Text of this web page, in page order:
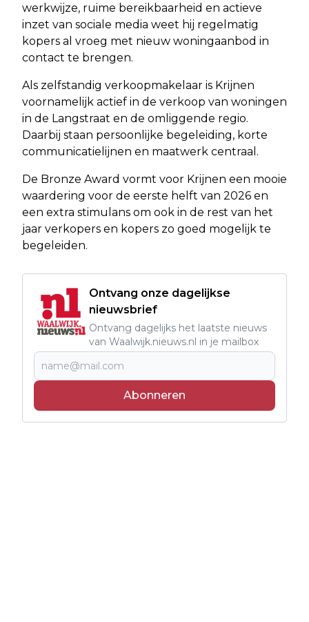
werkwijze, ruime bereikbaarheid en actieve
inzet van sociale media weet hij regelmatig
kopers al vroeg met nieuw woningaanbod in
contact te brengen.
Als zelfstandig verkoopmakelaar is Krijnen
voornamelijk actief in de verkoop van woningen
in de Langstraat en de omliggende regio.
Daarbij staan persoonlijke begeleiding, korte
communicatielijnen en maatwerk centraal.
De Bronze Award vormt voor Krijnen een mooie
waardering voor de eerste helft van 2026 en
een extra stimulans om ook in de rest van het
jaar verkopers en kopers zo goed mogelijk te
begeleiden.
Ontvang onze dagelijkse
nieuwsbrief
Ontvang dagelijks het laatste nieuws
van Waalwijk.nieuws.nl in je mailbox
Abonneren